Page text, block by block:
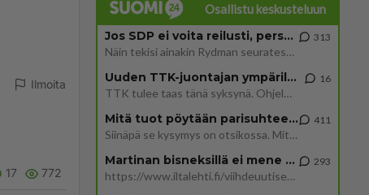
Ilmoita
17 772
Osallistu keskusteluun
Jos SDP ei voita reilusti, persut kumoavat demokratian Suomesta
Näin tekisi ainakin Rydman seuratessaan idolinsa Trumpin mallia https://www.is.fi/politiikka/art-2000012187244.html
313
Uuden TTK-juontajan ympärillä epätietoisuus sakenee - Nyt MTV hämmentää soppaa
TTK tulee taas tänä syksynä. Ohjelman uudet tähtioppilaat julkistetaan torstaina 6. elokuuta klo 14 alkavassa lehdistö
16
Mitä tuot pöytään parisuhteessa?
Siinäpä se kysymys on otsikossa. Mitäpä siis tuot/toisit pöytään parisuhteessa? Oletko mies vai nainen? Koetko sen mitä
411
Martinan bisneksillä ei mene hyvin
https://www.iltalehti.fi/viihdeuutiset/a/c46da6ab-340f-4790-aaa7-0865eed2336 Yrityksen konkurssihakemus on tullut kärä
293